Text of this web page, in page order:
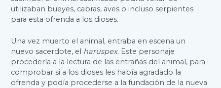
utilizaban bueyes, cabras, aves o incluso serpientes
para esta ofrenda a los dioses.
Una vez muerto el animal, entraba en escena un
nuevo sacerdote, el haruspex. Este personaje
procedería a la lectura de las entrañas del animal, para
comprobar si a los dioses les había agradado la
ofrenda y podía procederse a la fundación de la nueva